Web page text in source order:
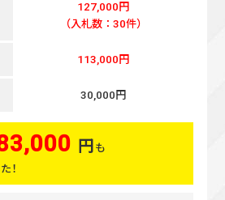
127,000円
（入札数：30件）
113,000円
30,000円
円 も
！